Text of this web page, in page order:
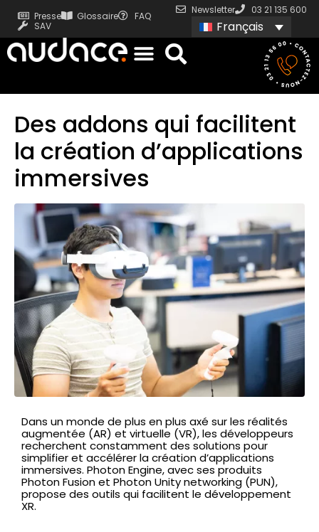
Presse Glossaire
FAQ
SAV
Newsletter 03 21 135 600
Français
Des addons qui facilitent
la création d’applications
immersives
Dans un monde de plus en plus axé sur les réalités
augmentée (AR) et virtuelle (VR), les développeurs
recherchent constamment des solutions pour
simplifier et accélérer la création d’applications
immersives. Photon Engine, avec ses produits
Photon Fusion et Photon Unity networking (PUN),
propose des outils qui facilitent le développement
XR.